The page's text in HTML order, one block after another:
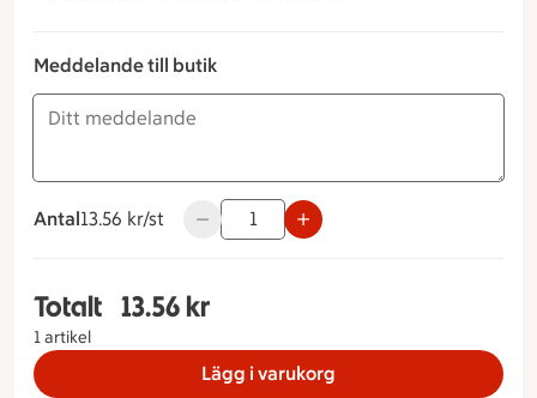
Meddelande till butik
Antal
13.56 kronor styck
13.56 kr/st Använd knapparna för att minska eller
Totalt
1 artikel
Totalt 1 stycken Franskpotatissallad, 13.56
13.56 kr
Lägg i varukorg